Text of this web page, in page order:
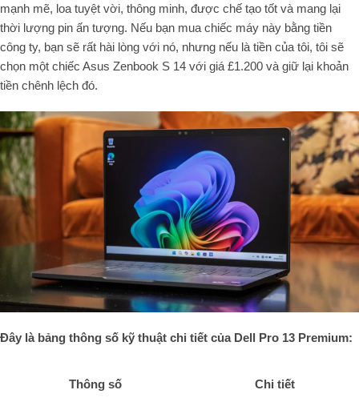
mạnh mẽ, loa tuyệt vời, thông minh, được chế tạo tốt và mang lại
thời lượng pin ấn tượng. Nếu bạn mua chiếc máy này bằng tiền
công ty, bạn sẽ rất hài lòng với nó, nhưng nếu là tiền của tôi, tôi sẽ
chọn một chiếc Asus Zenbook S 14 với giá £1.200 và giữ lại khoản
tiền chênh lệch đó.
Đây là bảng thông số kỹ thuật chi tiết của Dell Pro 13 Premium:
Thông số Chi tiết